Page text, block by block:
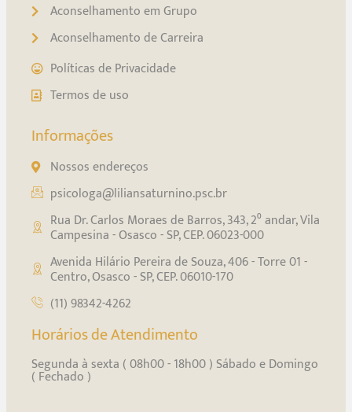
Aconselhamento em Grupo
Aconselhamento de Carreira
Políticas de Privacidade
Termos de uso
Informações
Nossos endereços
psicologa@liliansaturnino.psc.br
Rua Dr. Carlos Moraes de Barros, 343, 2⁰ andar, Vila
Campesina - Osasco - SP, CEP. 06023-000
Avenida Hilário Pereira de Souza, 406 - Torre 01 -
Centro, Osasco - SP, CEP. 06010-170
(11) 98342-4262
Horários de Atendimento
Segunda à sexta ( 08h00 - 18h00 ) Sábado e Domingo
( Fechado )